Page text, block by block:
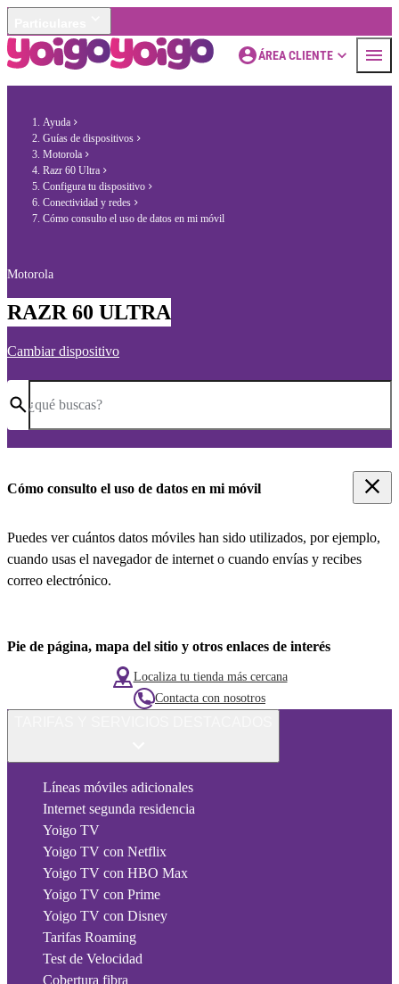
ÁREA CLIENTE
Ayuda
Guías de dispositivos
Motorola
Razr 60 Ultra
Configura tu dispositivo
Conectividad y redes
Cómo consulto el uso de datos en mi móvil
Motorola
RAZR 60 ULTRA
Cambiar dispositivo
¿qué buscas?
Cómo consulto el uso de datos en mi móvil
Puedes ver cuántos datos móviles han sido utilizados, por ejemplo,
cuando usas el navegador de internet o cuando envías y recibes
correo electrónico.
Pie de página, mapa del sitio y otros enlaces de interés
Localiza tu tienda más cercana
Contacta con nosotros
Líneas móviles adicionales
Internet segunda residencia
Yoigo TV
Yoigo TV con Netflix
Yoigo TV con HBO Max
Yoigo TV con Prime
Yoigo TV con Disney
Tarifas Roaming
Test de Velocidad
Cobertura fibra